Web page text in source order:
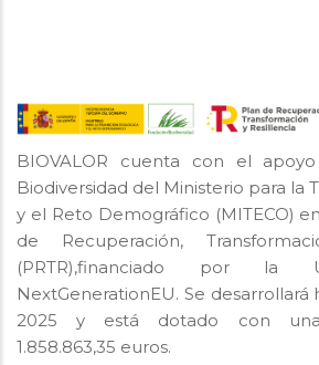
BIOVALOR cuenta con el
Biodiversidad del Ministerio para la
y el Reto Demográfico (MITECO)
de Recuperación,
(PRTR),financiado por la
NextGenerationEU. Se
2025 y está dotado con
1.858.863,35 euros.